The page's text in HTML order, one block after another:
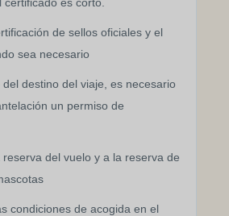
de sellos oficiales y el
sea necesario
destino del viaje, es necesario
un permiso de
reserva del vuelo y a la reserva de
condiciones de acogida en el